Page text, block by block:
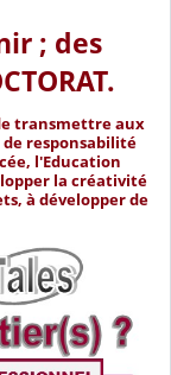
; des
transmettre aux
de responsabilité
l'Education
la créativité
à développer de